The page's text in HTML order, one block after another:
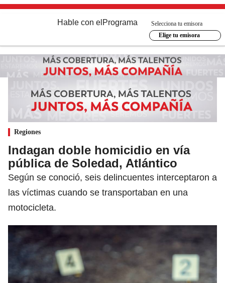
Hable con el Programa
Selecciona tu emisora
Elige tu emisora
Regiones
Indagan doble homicidio en vía
pública de Soledad, Atlántico
Según se conoció, seis delincuentes interceptaron a
las víctimas cuando se transportaban en una
motocicleta.